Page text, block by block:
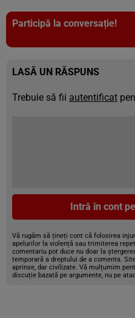
Participă la conversație!
LASĂ UN RĂSPUNS
Trebuie să fii autentificat
Intră în cont
Vă rugăm să țineți cont că folosirea
apelurilor la violență sau trimiterea
comentariu pot duce nu doar la
temporară a dreptului de a comenta.
aprinse, dar civilizate. Vă mulțumim
discuție bazată pe argumente, nu pe